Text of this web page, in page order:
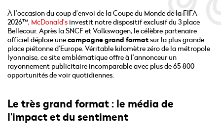
À l’occasion du coup d’envoi de la Coupe du Monde de la FIFA
2026™, McDonald’s investit notre dispositif exclusif du 3 place
Bellecour. Après la SNCF et Volkswagen, le célèbre partenaire
officiel déploie unecampagne grand formatsur la plus grande
place piétonne d’Europe. Véritable kilomètre zéro de la métropole
lyonnaise, ce site emblématique offre à l’annonceur un
rayonnement publicitaire incomparable avec plus de 65 800
opportunités de voir quotidiennes.
Le très grand format : le média de
l’impact et du sentiment